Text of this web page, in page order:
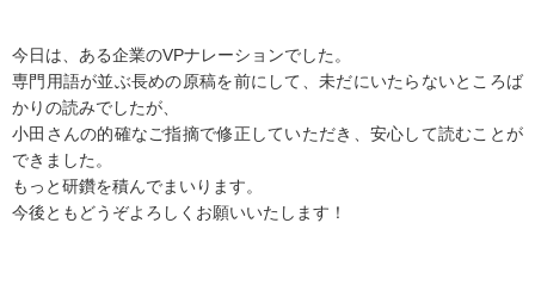
今日は、ある企業のVPナレーションでした。
専門用語が並ぶ長めの原稿を前にして、未だにいたらないところば
かりの読みでしたが、
小田さんの的確なご指摘で修正していただき、安心して読むことが
できました。
もっと研鑽を積んでまいります。
今後ともどうぞよろしくお願いいたします！